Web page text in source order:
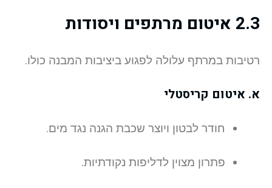
2.3 איטום מרתפים ויסודות
רטיבות במרתף עלולה לפגוע ביציבות המבנה כולו.
א. איטום קריסטלי
חודר לבטון ויוצר שכבת הגנה נגד מים.
פתרון מצוין לדליפות נקודתיות.